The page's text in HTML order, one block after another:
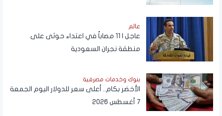
عالم
عاجل | 11 مصاباً في اعتداء حوثى على
منطقة نجران السعودية
بنوك وخدمات مصرفية
الأخضر بكام.. أعلى سعر للدولار اليوم الجمعة
7 أغسطس 2026